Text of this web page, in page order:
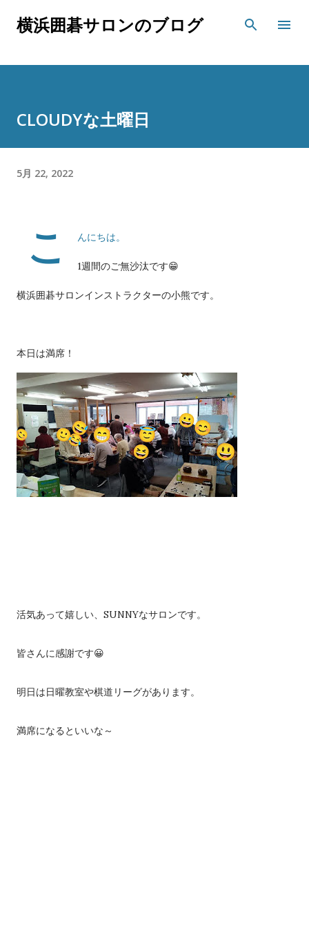
スキップしてメイン コンテンツに移動
横浜囲碁サロンのブログ
CLOUDYな土曜日
5月 22, 2022
こ んにちは。
1週間のご無沙汰です😁
横浜囲碁サロンインストラクターの小熊です。
本日は満席！
活気あって嬉しい、SUNNYなサロンです。
皆さんに感謝です😀
明日は日曜教室や棋道リーグがあります。
満席になるといいな～